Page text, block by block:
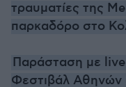
τραυματίες της
παρκαδόρο στο
Παράσταση με
Φεστιβάλ Αθηνών